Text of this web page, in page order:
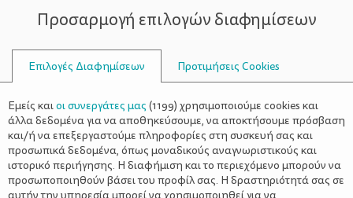
ΣΥΜΒΟΥΛΟΙ
ΑΝΆΓΝΩΣΗ ΠΑΙΔΙΚΟΎ ΒΙΒΛΊΟΥ
Προσαρμογή επιλογών διαφημίσεων
Επιλογές Διαφημίσεων Προτιμήσεις Cookies
Εμείς καιοι συνεργάτες μας (1199) χρησιμοποιούμε cookies και
άλλα δεδομένα για να αποθηκεύσουμε, να αποκτήσουμε πρόσβαση
και/ή να επεξεργαστούμε πληροφορίες στη συσκευή σας και
προσωπικά δεδομένα, όπως μοναδικούς αναγνωριστικούς και
ιστορικό περιήγησης. Η διαφήμιση και το περιεχόμενο μπορούν να
προσωποποιηθούν βάσει του προφίλ σας. Η δραστηριότητά σας σε
αυτήν την υπηρεσία μπορεί να χρησιμοποιηθεί για να